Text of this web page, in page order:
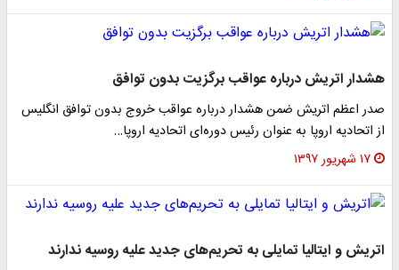
هشدار اتریش درباره عواقب برگزیت بدون توافق
صدر اعظم اتریش ضمن هشدار درباره عواقب خروج بدون توافق انگلیس
از اتحادیه اروپا به عنوان رئیس دوره‌ای اتحادیه اروپا…
۱۷ شهریور ۱۳۹۷
اتریش و ایتالیا تمایلی به تحریم‌های جدید علیه روسیه ندارند